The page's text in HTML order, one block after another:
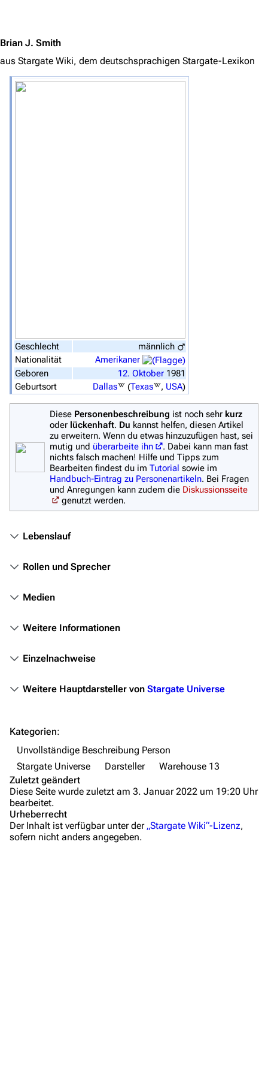
Zufälliger Artikel
Spezialseiten
Datei hochladen
Filme und Serien
Überblick
Stargate SG-1
Stargate Atlantis
Stargate Universe
Stargate Infinity
Stargate-Romane
Themenportal
Personen
Orte
Fanprojekte
Kommerzielles
Hilfe
Brian J. Smith
aus Stargate Wiki, dem deutschsprachigen Stargate-Lexikon
Geschlecht
männlich
Nationalität
Amerikaner
Geboren
12. Oktober 1981
Geburtsort
Dallas (Texas , USA)
Diese Personenbeschreibung ist noch sehr kurz
oder lückenhaft. Du kannst helfen, diesen Artikel
zu erweitern. Wenn du etwas hinzuzufügen hast, sei
mutig und überarbeite ihn
. Dabei kann man fast
nichts falsch machen! Hilfe und Tipps zum
Bearbeiten findest du im Tutorial sowie im
Handbuch-Eintrag zu Personenartikeln. Bei Fragen
und Anregungen kann zudem die Diskussionsseite
genutzt werden.
Lebenslauf
Rollen und Sprecher
Medien
Weitere Informationen
Einzelnachweise
Weitere Hauptdarsteller von Stargate Universe
Kategorien:
Unvollständige Beschreibung Person
Stargate Universe
Darsteller
Warehouse 13
Zuletzt geändert
Diese Seite wurde zuletzt am 3. Januar 2022 um 19:20 Uhr
bearbeitet.
Urheberrecht
Der Inhalt ist verfügbar unter der „Stargate Wiki“-Lizenz,
sofern nicht anders angegeben.